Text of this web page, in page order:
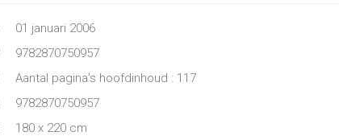
01 januari 2006
9782870750957
Aantal pagina's hoofdinhoud : 117
9782870750957
180 x 220 cm